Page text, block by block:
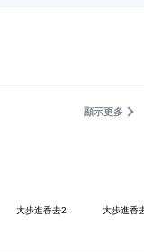
顯示更多
大步進香去2 大步進香